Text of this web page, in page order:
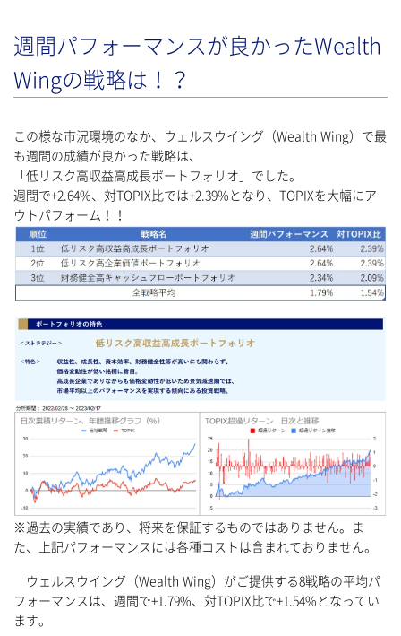
週間パフォーマンスが良かったWealth
Wingの戦略は！？
この様な市況環境のなか、ウェルスウイング（Wealth Wing）で最
も週間の成績が良かった戦略は、
「低リスク高収益高成長ポートフォリオ」でした。
週間で+2.64%、対TOPIX比では+2.39%となり、TOPIXを大幅にア
ウトパフォーム！！
※過去の実績であり、将来を保証するものではありません。ま
た、上記パフォーマンスには各種コストは含まれておりません。
ウェルスウイング（Wealth Wing）がご提供する8戦略の平均パ
フォーマンスは、週間で+1.79%、対TOPIX比で+1.54%となってい
ます。